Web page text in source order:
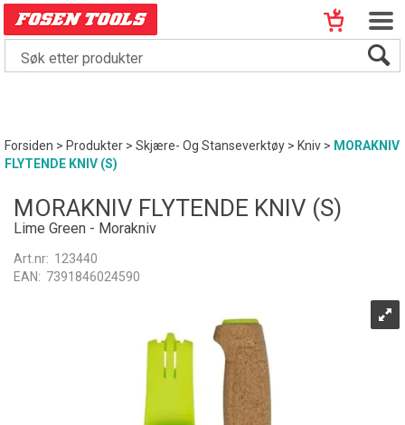
Forsiden>Produkter>Skjære- Og Stanseverktøy>Kniv> MORAKNIV
FLYTENDE KNIV (S)
MORAKNIV FLYTENDE KNIV (S)
Lime Green - Morakniv
Art.nr: 123440
EAN: 7391846024590